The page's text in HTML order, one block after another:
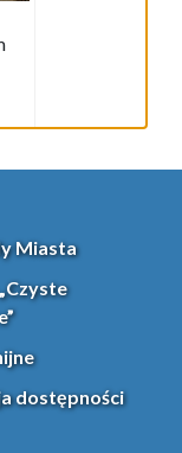
Miasta
dostępności